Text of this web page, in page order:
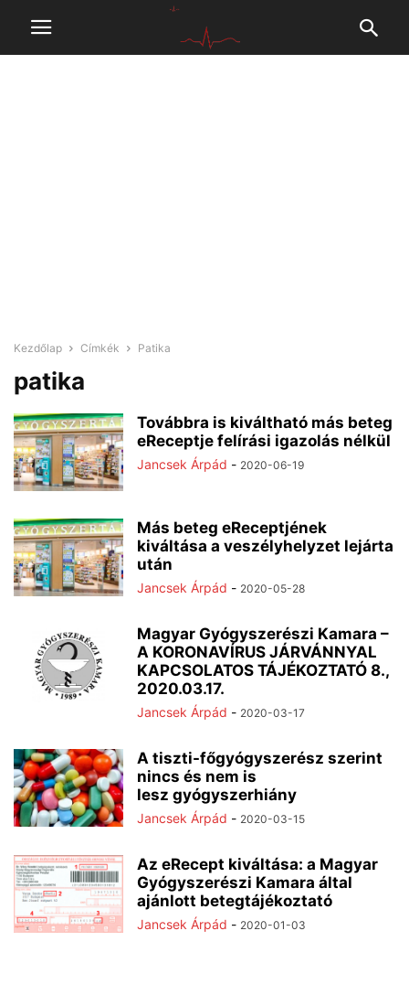
Kezdőlap Címkék Patika
patika
Továbbra is kiváltható más beteg
eReceptje felírási igazolás nélkül
Jancsek Árpád - 2020-06-19
Más beteg eReceptjének
kiváltása a veszélyhelyzet lejárta
után
Jancsek Árpád - 2020-05-28
Magyar Gyógyszerészi Kamara –
A KORONAVÍRUS JÁRVÁNNYAL
KAPCSOLATOS TÁJÉKOZTATÓ 8.,
2020.03.17.
Jancsek Árpád - 2020-03-17
A tiszti-főgyógyszerész szerint
nincs és nem is
lesz gyógyszerhiány
Jancsek Árpád - 2020-03-15
Az eRecept kiváltása: a Magyar
Gyógyszerészi Kamara által
ajánlott betegtájékoztató
Jancsek Árpád - 2020-01-03